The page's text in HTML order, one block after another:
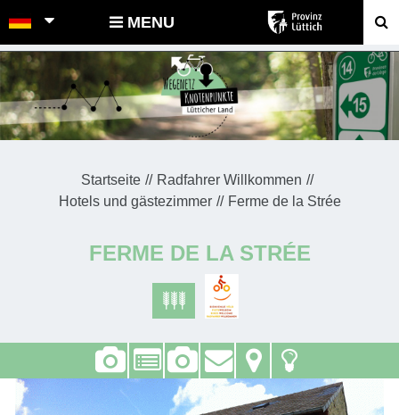
POINTS-NOEUDS MENU
Startseite
Radfahrer Willkommen
Hotels und gästezimmer
Ferme de la Strée
FERME DE LA STRÉE